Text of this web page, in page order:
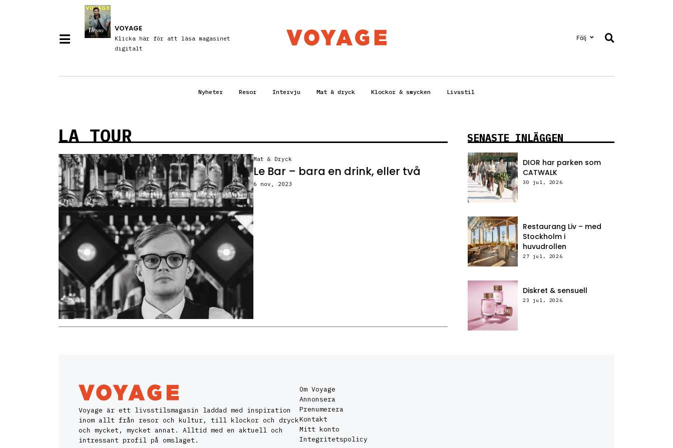
VOYAGE
Klicka här för att läsa magasinet
digitalt
Följ
Nyheter Resor Intervju Mat & dryck Klockor & smycken Livsstil
LA TOUR
Mat & Dryck
Le Bar – bara en drink, eller två
6 nov, 2023
SENASTE INLÄGGEN
DIOR har parken som
CATWALK
30 jul, 2026
Restaurang Liv – med
Stockholm i
huvudrollen
27 jul, 2026
Diskret & sensuell
23 jul, 2026
Voyage är ett livsstilsmagasin laddad med inspiration
inom allt från resor och kultur, till klockor och dryck
och mycket, mycket annat. Alltid med en aktuell och
intressant profil på omslaget.
Om Voyage
Annonsera
Prenumerera
Kontakt
Mitt konto
Integritetspolicy